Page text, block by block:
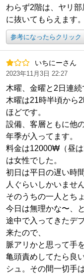
わらず2階は、ヤリ
に抜いてもらえます。
参考になったらクリック
いちにーさん
2023年11月3日 22:27
木曜、金曜と2日連続
木曜は21時半頃から
ほどです。
設備、客層ともに他
年季が入ってます。
料金は12000₩（昼
は女性でした。
初日は平日の遅い時
人ぐらいしかいませ
そのうちの一人とち
今日は無理かな〜、
途中で入ってきたデ
来たので、
脈アリかと思って手
亀頭責めしてたら良
シュ。その間一切手